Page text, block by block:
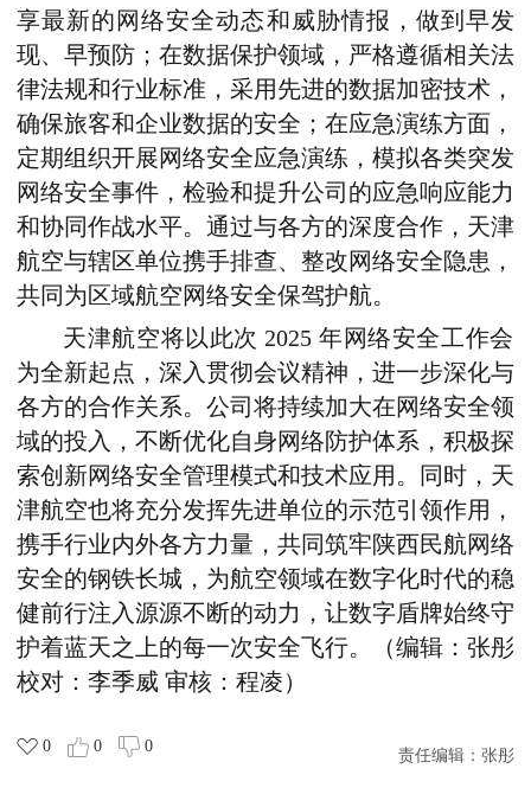
享最新的网络安全动态和威胁情报，做到早发
现、早预防；在数据保护领域，严格遵循相关法
律法规和行业标准，采用先进的数据加密技术，
确保旅客和企业数据的安全；在应急演练方面，
定期组织开展网络安全应急演练，模拟各类突发
网络安全事件，检验和提升公司的应急响应能力
和协同作战水平。通过与各方的深度合作，天津
航空与辖区单位携手排查、整改网络安全隐患，
共同为区域航空网络安全保驾护航。
天津航空将以此次 2025 年网络安全工作会
为全新起点，深入贯彻会议精神，进一步深化与
各方的合作关系。公司将持续加大在网络安全领
域的投入，不断优化自身网络防护体系，积极探
索创新网络安全管理模式和技术应用。同时，天
津航空也将充分发挥先进单位的示范引领作用，
携手行业内外各方力量，共同筑牢陕西民航网络
安全的钢铁长城，为航空领域在数字化时代的稳
健前行注入源源不断的动力，让数字盾牌始终守
护着蓝天之上的每一次安全飞行。（编辑：张彤
校对：李季威 审核：程凌）
0 0 0
责任编辑： 张彤